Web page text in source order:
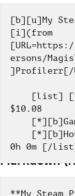
[b][u]My
[i](from
ersons/
]Profilerr[/
$10.08
0h 0m [/
Markdown
**My